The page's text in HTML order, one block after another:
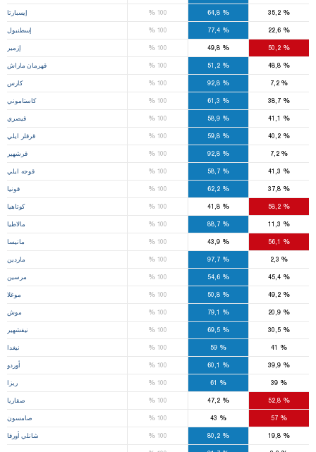
إيسبارتا %100 %
64,8 %
35,2
إسطنبول %100 %
77,4 %
22,6
إزمير %100 %
49,8 %
50,2
قهرمان ماراش %100 %
51,2 %
48,8
كارس %100 %
92,8 %
7,2
كاستاموني %100 % %
38,7
قيصري %100 %
58,9 %
قرقلر ايلي %100 %
59,8 %
40,2
قرشهير %100 %
92,8 %
7,2
قوجه ايلي %100 %
58,7 %
قونيا %100 %
62,2 %
37,8
كوتاهيا %100 %
41,8 %
58,2
مالاطيا %100 %
88,7 %
مانيسا %100 %
43,9 %
ماردين %100 %
97,7 %
مرسين %100 %
54,6 %
45,4
موغلا %100 %
50,8 %
49,2
موش %100 % %
20,9
نيفشهير %100 %
69,5 %
30,5
نيغدا %100 % %
أوردو %100 % %
39,9
ريزا %100 % %
صقاريا %100 %
47,2 %
52,8
صامسون %100 % %
شانلي أورفا %100 %
80,2 %
19,8